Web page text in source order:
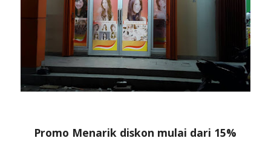
Promo Menarik diskon mulai dari 15%